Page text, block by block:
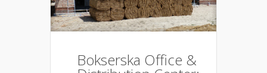
Bokserska Office &